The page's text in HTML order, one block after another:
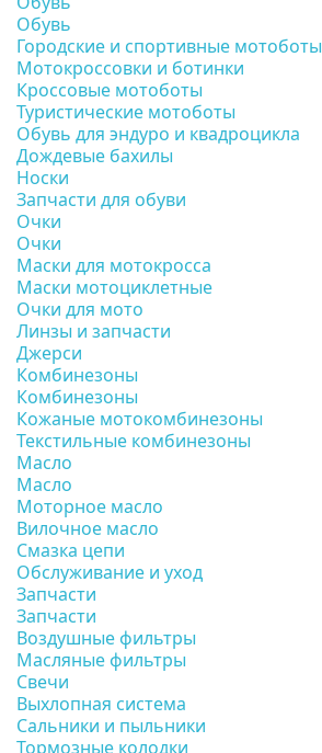
Обувь
Городские и спортивные мотоботы
Мотокроссовки и ботинки
Кроссовые мотоботы
Туристические мотоботы
Обувь для эндуро и квадроцикла
Дождевые бахилы
Носки
Запчасти для обуви
Очки
Очки
Маски для мотокросса
Маски мотоциклетные
Очки для мото
Линзы и запчасти
Джерси
Комбинезоны
Комбинезоны
Кожаные мотокомбинезоны
Текстильные комбинезоны
Масло
Масло
Моторное масло
Вилочное масло
Смазка цепи
Обслуживание и уход
Запчасти
Запчасти
Воздушные фильтры
Масляные фильтры
Свечи
Выхлопная система
Сальники и пыльники
Тормозные колодки